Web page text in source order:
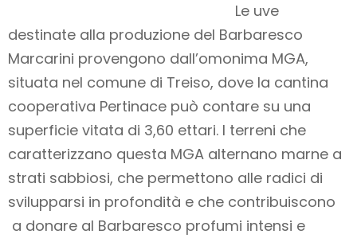
Le uve
destinate alla produzione del Barbaresco
Marcarini provengono dall’omonima MGA,
situata nel comune di Treiso, dove la cantina
cooperativa Pertinace può contare su una
superficie vitata di 3,60 ettari. I terreni che
caratterizzano questa MGA alternano marne a
strati sabbiosi, che permettono alle radici di
svilupparsi in profondità e che contribuiscono
a donare al Barbaresco profumi intensi e